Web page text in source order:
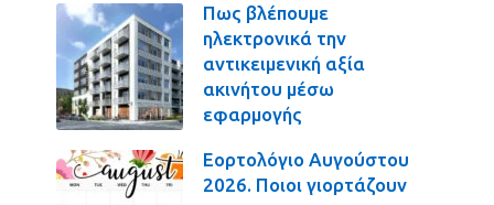
Πως βλέπουμε
ηλεκτρονικά την
αντικειμενική αξία
ακινήτου μέσω
εφαρμογής
Εορτολόγιο Αυγούστου
2026. Ποιοι γιορτάζουν